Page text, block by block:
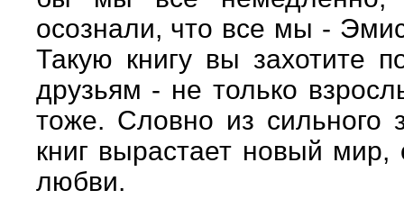
осознали, что все мы -
Такую книгу вы захотите
друзьям - не только
тоже. Словно из сильного
книг вырастает новый
любви.